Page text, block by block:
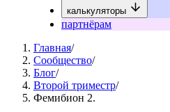
калькуляторы
партнёрам
Главная/
Сообщество/
Блог/
Второй триместр/
Фемибион 2.